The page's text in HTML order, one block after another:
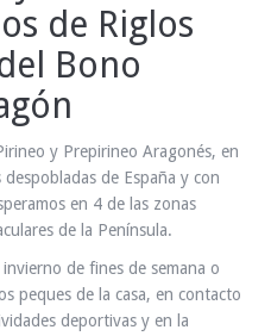
Y RESERVAS
de Riglos
Bono
y Prepirineo Aragonés, en
de España y con
en 4 de las zonas
de la Península.
de fines de semana o
peques de la casa, en contacto
deportivas y en la